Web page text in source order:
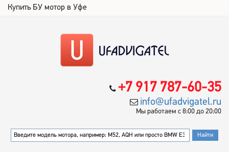
Купить БУ мотор в Уфе
+7 917 787-60-35
info@ufadvigatel.ru
Мы работаем с 8:00 до 20:00